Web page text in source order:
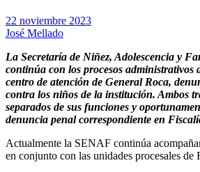
22 noviembre 2023
José Mellado
La Secretaría de Niñez, Adolescencia y
continúa con los procesos administrativos
centro de atención de General Roca,
contra los niños de la institución. Ambos
separados de sus funciones y
denuncia penal correspondiente en
Actualmente la SENAF continúa
en conjunto con las unidades procesales